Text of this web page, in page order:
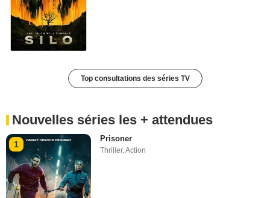
Top consultations des séries TV
Nouvelles séries les + attendues
1
Prisoner
Thriller,Action